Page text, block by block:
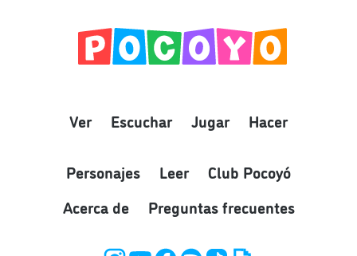
Ver Escuchar Jugar Hacer
Personajes Leer
Club Pocoyó
Acerca de
Preguntas frecuentes